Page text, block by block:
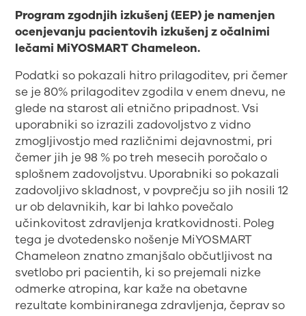
Program zgodnjih izkušenj (EEP) je namenjen
ocenjevanju pacientovih izkušenj z očalnimi
lečami MiYOSMART Chameleon.
Podatki so pokazali hitro prilagoditev, pri čemer
se je 80% prilagoditev zgodila v enem dnevu, ne
glede na starost ali etnično pripadnost. Vsi
uporabniki so izrazili zadovoljstvo z vidno
zmogljivostjo med različnimi dejavnostmi, pri
čemer jih je 98 % po treh mesecih poročalo o
splošnem zadovoljstvu. Uporabniki so pokazali
zadovoljivo skladnost, v povprečju so jih nosili 12
ur ob delavnikih, kar bi lahko povečalo
učinkovitost zdravljenja kratkovidnosti. Poleg
tega je dvotedensko nošenje MiYOSMART
Chameleon znatno zmanjšalo občutljivost na
svetlobo pri pacientih, ki so prejemali nizke
odmerke atropina, kar kaže na obetavne
rezultate kombiniranega zdravljenja, čeprav so